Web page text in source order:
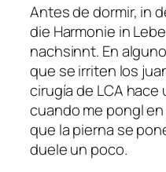
Antes de dormir, in
die Harmonie in
nachsinnt. En
que se irriten los
cirugía de LCA hace
cuando me pongl
que la pierna se
duele un poco.